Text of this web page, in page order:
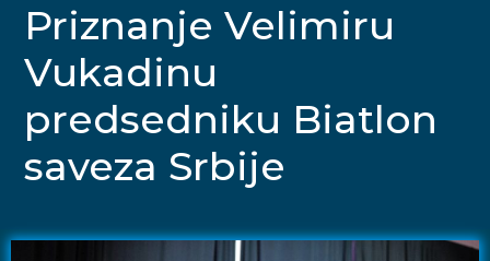
Priznanje Velimiru
Vukadinu
predsedniku Biatlon
saveza Srbije